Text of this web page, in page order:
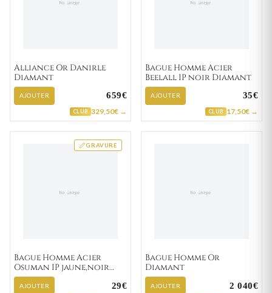
Alliance Or Danirle
Diamant
AJOUTER 659€
CLUB 329,50€ →
Bague Homme Acier
Beelall IP noir Diamant
AJOUTER 35€
CLUB 17,50€ →
GRAVURE
Bague Homme Acier
Osuman IP jaune,noir
Diamant
AJOUTER 29€
Bague Homme Or
Diamant
AJOUTER 2 040€